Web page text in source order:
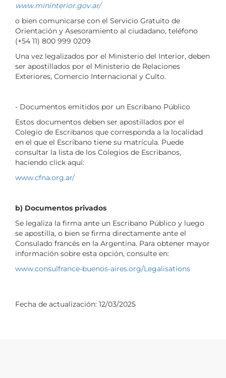
www.mininterior.gov.ar/
o bien comunicarse con el Servicio Gratuito de
Orientación y Asesoramiento al ciudadano, teléfono
(+54 11) 800 999 0209
Una vez legalizados por el Ministerio del Interior, deben
ser apostillados por el Ministerio de Relaciones
Exteriores, Comercio Internacional y Culto.
- Documentos emitidos por un Escribano Público
Estos documentos deben ser apostillados por el
Colegio de Escribanos que corresponda a la localidad
en el que el Escribano tiene su matrícula. Puede
consultar la lista de los Colegios de Escribanos,
haciendo click aquí:
www.cfna.org.ar/
b) Documentos privados
Se legaliza la firma ante un Escribano Público y luego
se apostilla, o bien se firma directamente ante el
Consulado francés en la Argentina. Para obtener mayor
información sobre esta opción, consulte en:
www.consulfrance-buenos-aires.org/Legalisations
Fecha de actualización: 12/03/2025